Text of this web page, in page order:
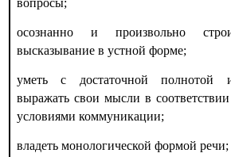
вопросы;
осознанно и произвольно
высказывание в устной форме;
уметь с достаточной полнотой
выражать свои мысли в
условиями коммуникации;
владеть монологической формой речи;